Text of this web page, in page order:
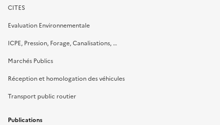
CITES
Evaluation Environnementale
ICPE, Pression, Forage, Canalisations, …
Marchés Publics
Réception et homologation des véhicules
Transport public routier
Publications